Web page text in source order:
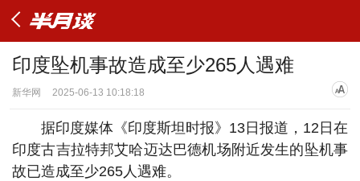
印度坠机事故造成至少265人遇难
新华网 2025-06-13 10:18:18
据印度媒体《印度斯坦时报》13日报道，12日在
印度古吉拉特邦艾哈迈达巴德机场附近发生的坠机事
故已造成至少265人遇难。